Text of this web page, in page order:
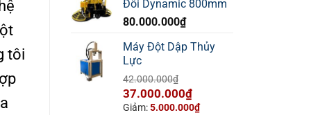
tôi
Đôi Dynamic 800mm
80.000.000₫
Máy Đột Dập Thủy
Lực
42.000.000₫
Giá
gốc
37.000.000₫Giá
hiện
Giảm:5.000.000₫